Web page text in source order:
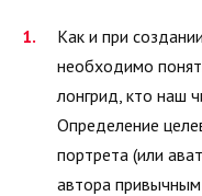
Как и при
необходимо
лонгрид, кто наш
Определение
портрета (или
автора